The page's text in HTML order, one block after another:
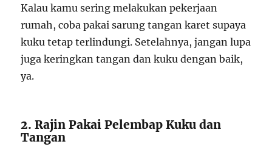
Kalau kamu sering melakukan pekerjaan
rumah, coba pakai sarung tangan karet supaya
kuku tetap terlindungi. Setelahnya, jangan lupa
juga keringkan tangan dan kuku dengan baik,
ya.
2. Rajin Pakai Pelembap Kuku dan
Tangan